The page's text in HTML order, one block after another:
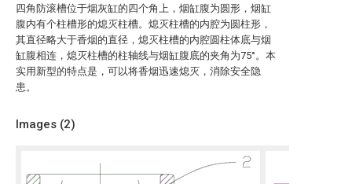
四角防滚槽位于烟灰缸的四个角上，烟缸腹为圆形，烟缸
腹内有个柱槽形的熄灭柱槽。熄灭柱槽的内腔为圆柱形，
其直径略大于香烟的直径，熄灭柱槽的内腔圆柱体底与烟
缸腹相连，熄灭柱槽的柱轴线与烟缸腹底的夹角为75°。本
实用新型的特点是，可以将香烟迅速熄灭，消除安全隐
患。
Images (2)